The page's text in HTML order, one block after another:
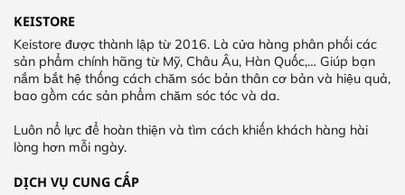
KEISTORE
Keistore được thành lập từ 2016. Là cửa hàng phân phối các
sản phẩm chính hãng từ Mỹ, Châu Âu, Hàn Quốc,… Giúp bạn
nắm bắt hệ thống cách chăm sóc bản thân cơ bản và hiệu quả,
bao gồm các sản phẩm chăm sóc tóc và da.
Luôn nổ lực để hoàn thiện và tìm cách khiến khách hàng hài
lòng hơn mỗi ngày.
DỊCH VỤ CUNG CẤP